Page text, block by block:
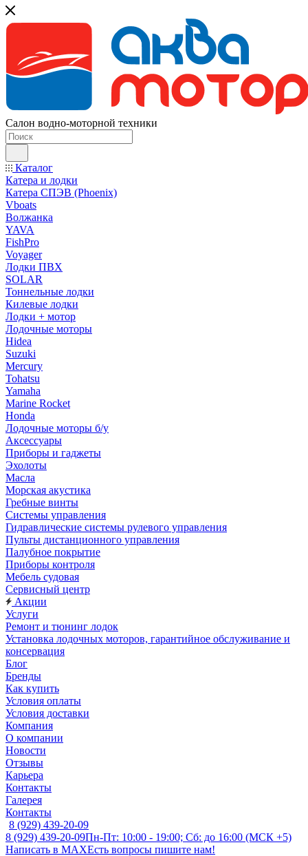
Салон водно-моторной техники
Каталог
Катера и лодки
Катера СПЭВ (Phoenix)
Vboats
Волжанка
YAVA
FishPro
Voyager
Лодки ПВХ
SOLAR
Тоннельные лодки
Килевые лодки
Лодки + мотор
Лодочные моторы
Hidea
Suzuki
Mercury
Tohatsu
Yamaha
Marine Rocket
Honda
Лодочные моторы б/у
Аксессуары
Приборы и гаджеты
Эхолоты
Масла
Морская акустика
Гребные винты
Системы управления
Гидравлические системы рулевого управления
Пульты дистанционного управления
Палубное покрытие
Приборы контроля
Мебель судовая
Сервисный центр
Акции
Услуги
Ремонт и тюнинг лодок
Установка лодочных моторов, гарантийное обслуживание и
консервация
Блог
Бренды
Как купить
Условия оплаты
Условия доставки
Компания
О компании
Новости
Отзывы
Карьера
Контакты
Галерея
Контакты
8 (929) 439-20-09
8 (929) 439-20-09Пн-Пт: 10:00 - 19:00; Сб: до 16:00 (МСК +5)
Написать в MAXЕсть вопросы пишите нам!